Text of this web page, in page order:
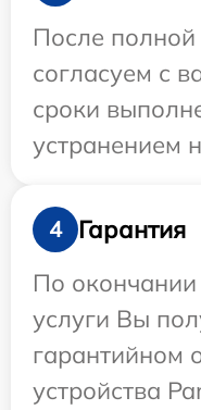
После
согласуем с
сроки
устранением
4
Гарантия
По
услуги Вы
гарантийном
устройства